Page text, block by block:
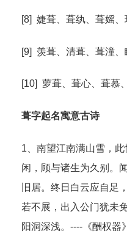
[8] 婕葺、葺纨、葺媱
[9] 羡葺、清葺、葺潼
[10] 萝葺、葺心、葺慕
葺字起名寓意古诗
1、南望江南满山雪，
闲，顾与诸生为久别。
旧居。终日白云应自足
若不展，出入公门犹未
阳洞深浅。----《酬权器》